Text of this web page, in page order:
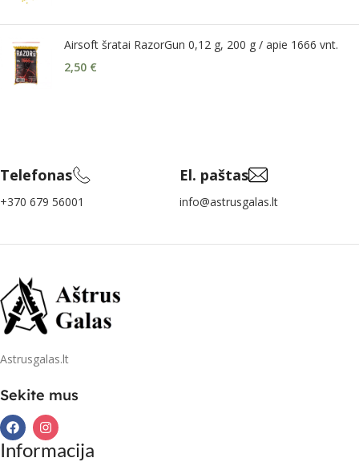
Airsoft šratai RazorGun 0,12 g, 200 g / apie 1666 vnt.
2,50 €
Telefonas
+370 679 56001
El. paštas
info@astrusgalas.lt
Astrusgalas.lt
Sekite mus
Informacija